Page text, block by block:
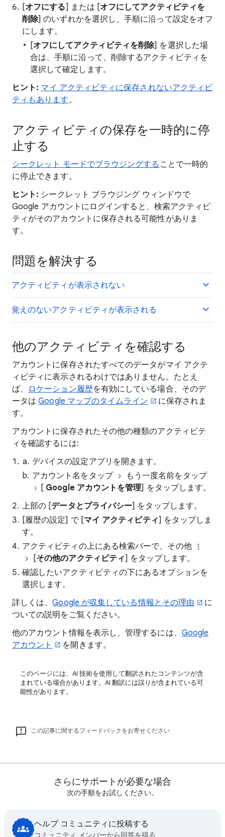
[オフにする] または [オフにしてアクティビティを
削除] のいずれかを選択し、手順に沿って設定をオフ
にします。
[オフにしてアクティビティを削除] を選択した場
合は、手順に沿って、削除するアクティビティを
選択して確定します。
ヒント: マイ アクティビティに保存されないアクティビ
ティもあります。
アクティビティの保存を一時的に停
止する
シークレット モードでブラウジングする ことで一時的
に停止できます。
ヒント: シークレット ブラウジング ウィンドウで
Google アカウントにログインすると、検索アクティビ
ティがそのアカウントに保存される可能性がありま
す。
問題を解決する
アクティビティが表示されない
覚えのないアクティビティが表示される
他のアクティビティを確認する
アカウントに保存されたすべてのデータがマイ アクテ
ィビティに表示されるわけではありません。たとえ
ば、
ロケーション履歴を有効にしている場合、そのデ
ータはGoogle マップのタイムライン
に保存されま
す。
アカウントに保存されたその他の種類のアクティビテ
ィを確認するには:
デバイスの設定アプリを開きます。
アカウント名をタップ
もう一度名前をタップ
[ Google アカウントを管理] をタップします。
上部の [データとプライバシー] をタップします。
[履歴の設定] で [マイ アクティビティ] をタップしま
す。
アクティビティの上にある検索バーで、その他
[その他のアクティビティ] をタップします。
確認したいアクティビティの下にあるオプションを
選択します。
詳しくは、Google が収集している情報とその理由
に
ついての説明をご覧ください。
他のアカウント情報を表示し、管理するには、 Google
アカウント
を開きます。
このページには、AI 技術を使用して翻訳されたコンテンツが含
まれている場合があります。AI 翻訳には誤りが含まれている可
能性があります。
この記事に関するフィードバックをお寄せください
さらにサポートが必要な場合
次の手順をお試しください。
ヘルプ コミュニティに投稿する
コミュニティ メンバーから回答を得る